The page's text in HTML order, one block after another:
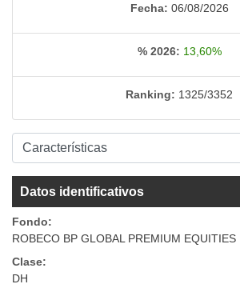
Fecha: 06/08/2026
% 2026: 13,60%
Ranking: 1325/3352
Datos identificativos
Fondo:
ROBECO BP GLOBAL PREMIUM EQUITIES
Clase:
DH